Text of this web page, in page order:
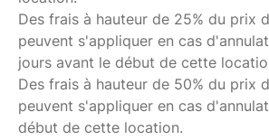
Des frais à hauteur de 25% du prix
peuvent s'appliquer en cas
jours avant le début de cette
Des frais à hauteur de 50% du prix
peuvent s'appliquer en cas
début de cette location.